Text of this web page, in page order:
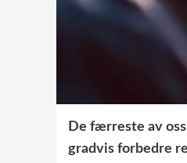
De færreste av
gradvis forbedre